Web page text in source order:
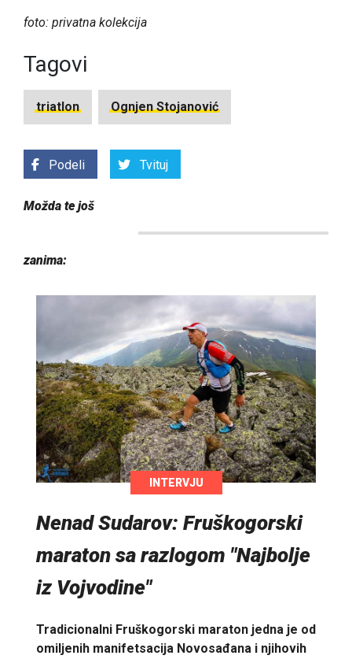
foto: privatna kolekcija
Tagovi
triatlon Ognjen Stojanović
Podeli Tvituj
Možda te još
zanima:
INTERVJU
Nenad Sudarov: Fruškogorski
maraton sa razlogom "Najbolje
iz Vojvodine"
Tradicionalni Fruškogorski maraton jedna je od
omiljenih manifetsacija Novosađana i njihovih